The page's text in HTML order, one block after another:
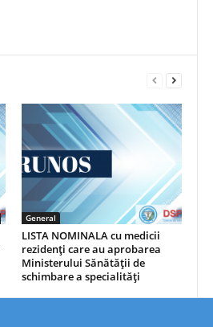
General
LISTA NOMINALA cu medicii
rezidenţi care au aprobarea
Ministerului Sănătăţii de
schimbare a specialităţi